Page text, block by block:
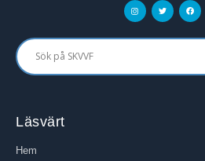
Läsvärt
Hem